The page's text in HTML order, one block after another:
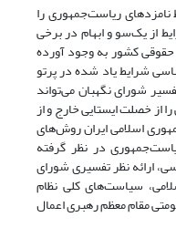
ریاست‌جمهوری را
از یک‌سو و ابهام در برخی
حقوقی کشور به وجود آورده
شرایط یاد شده در پرتو
شورای نگهبان می‌تواند
قانون اساسی را از خصلت ایستایی خارج و از
اسلامی ایران روش‌های
در نظر گرفته
ارائه نظر تفسیری شورای
سیاست‌های کلی نظام
حکومتی مقام معظم رهبری اعمال